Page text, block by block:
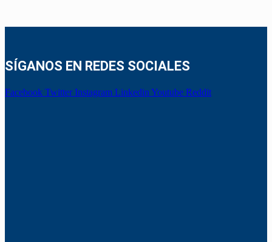
SÍGANOS EN REDES SOCIALES
Facebook Twitter Instagram Linkedin Youtube Reddit